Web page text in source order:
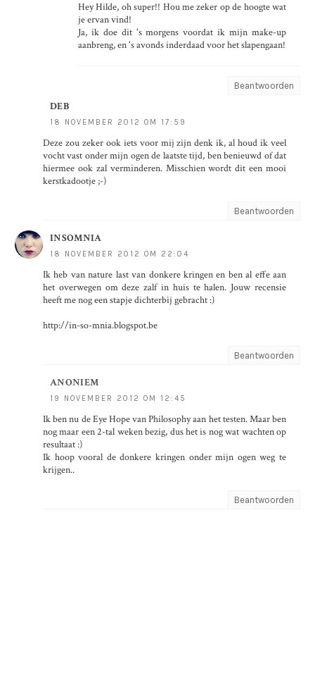
Hey Hilde, oh super!! Hou me zeker op de hoogte wat
je ervan vind!
Ja, ik doe dit 's morgens voordat ik mijn make-up
aanbreng, en 's avonds inderdaad voor het slapengaan!
Beantwoorden
DEB
18 NOVEMBER 2012 OM 17:59
Deze zou zeker ook iets voor mij zijn denk ik, al houd ik veel
vocht vast onder mijn ogen de laatste tijd, ben benieuwd of dat
hiermee ook zal verminderen. Misschien wordt dit een mooi
kerstkadootje ;-)
Beantwoorden
INSOMNIA
18 NOVEMBER 2012 OM 22:04
Ik heb van nature last van donkere kringen en ben al effe aan
het overwegen om deze zalf in huis te halen. Jouw recensie
heeft me nog een stapje dichterbij gebracht :)
http://in-so-mnia.blogspot.be
Beantwoorden
ANONIEM
19 NOVEMBER 2012 OM 12:45
Ik ben nu de Eye Hope van Philosophy aan het testen. Maar ben
nog maar een 2-tal weken bezig, dus het is nog wat wachten op
resultaat :)
Ik hoop vooral de donkere kringen onder mijn ogen weg te
krijgen..
Beantwoorden